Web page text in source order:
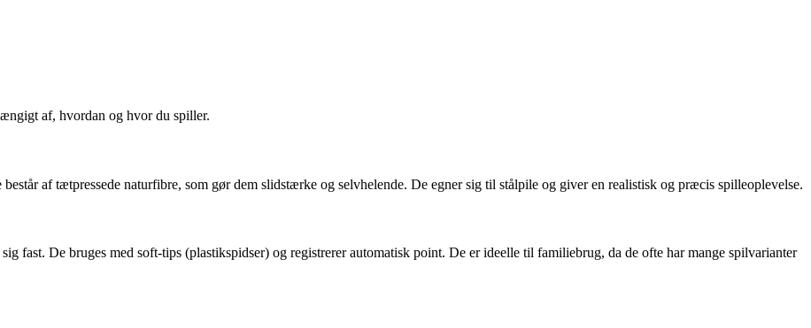
af, hvordan og hvor du spiller.
af tætpressede naturfibre, som gør dem slidstærke og selvhelende. De egner sig til stålpile og giver en realistisk og præcis spilleoplevelse.
fast. De bruges med soft-tips (plastikspidser) og registrerer automatisk point. De er ideelle til familiebrug, da de ofte har mange spilvarianter